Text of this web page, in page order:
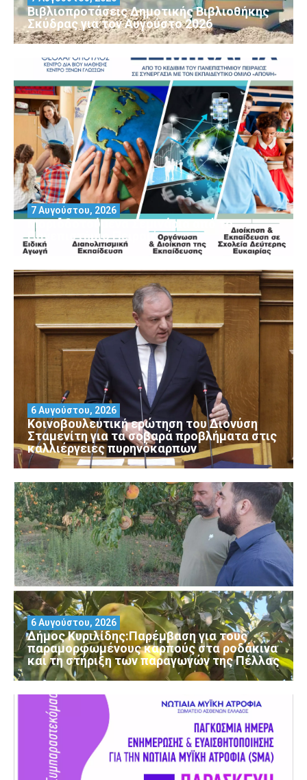
Βιβλιοπροτάσεις Δημοτικής Βιβλιοθήκης
Σκύδρας για τον Αύγούστο 2026
Μοριοδοτούμενα Σεμινάρια από το
Πανεπιστήμιο Πειραιά
7 Αυγούστου, 2026
Κοινοβουλευτική ερώτηση του Διονύση
Σταμενίτη για τα σοβαρά προβλήματα στις
καλλιέργειες πυρηνόκαρπων
6 Αυγούστου, 2026
Δήμος Κυριλίδης:Παρέμβαση για τους
παραμορφωμένους καρπούς στα ροδάκινα
και τη στήριξη των παραγωγών της Πέλλας
6 Αυγούστου, 2026